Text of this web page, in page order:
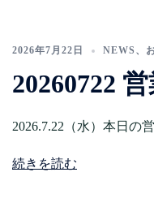
2026年7月22日 NEWS 、
20260722
2026.7.22（水）本日の
続きを読む